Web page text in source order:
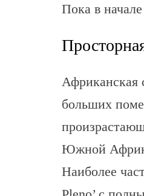
Пока в
Африканская
больших
Южной
Наиболее